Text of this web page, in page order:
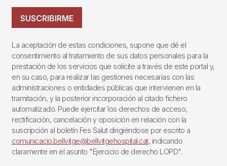
SUSCRIBIRME
La aceptación de estas condiciones, supone que dé el
consentimiento al tratamiento de sus datos personales para la
prestación de los servicios que solicite a través de este portal y,
en su caso, para realizar las gestiones necesarias con las
administraciones o entidades públicas que intervienen en la
tramitación, y la posterior incorporación al citado fichero
automatizado. Puede ejercitar los derechos de acceso,
rectificación, cancelación y oposición en relación con la
suscripción al boletín Fes Salut dirigiéndose por escrito a
comunicacio.bellvitge@bellvitgehospital.cat, indicando
claramente en el asunto "Ejercicio de derecho LOPD".